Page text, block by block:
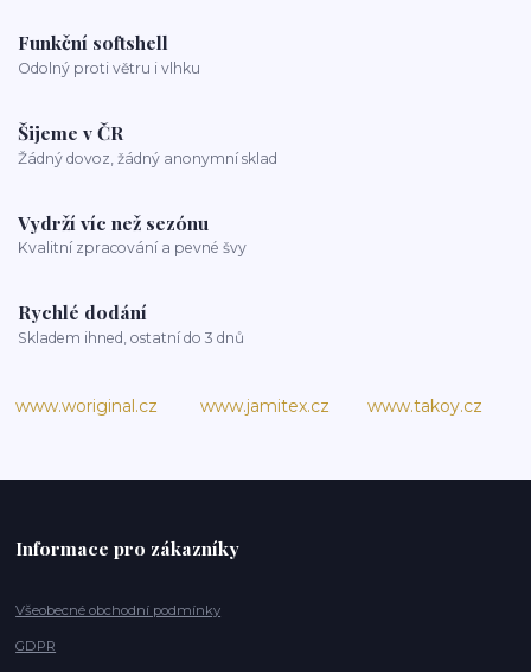
Funkční softshell
Odolný proti větru i vlhku
Šijeme v ČR
Žádný dovoz, žádný anonymní sklad
Vydrží víc než sezónu
Kvalitní zpracování a pevné švy
Rychlé dodání
Skladem ihned, ostatní do 3 dnů
www.woriginal.cz www.jamitex.cz www.takoy.cz
Informace pro zákazníky
Všeobecné obchodní podmínky
GDPR